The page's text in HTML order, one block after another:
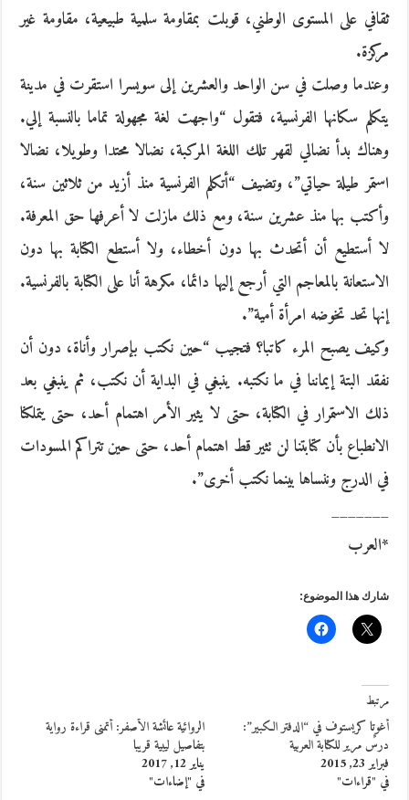
ثقافي على المستوى الوطني، قوبلت بمقاومة سلمية طبيعية، مقاومة غير
مركزة.
وعندما وصلت في سن الواحد والعشرين إلى سويسرا استقرت في مدينة
يتكلم سكانها الفرنسية، فتقول “واجهت لغة مجهولة تماما بالنسبة إلي.
وهناك بدأ نضالي لقهر تلك اللغة المركبة، نضالا محتدا وطويلا، نضالا
استمر طيلة حياتي”، وتضيف “أتكلم الفرنسية منذ أزيد من ثلاثين سنة،
وأكتب بها منذ عشرين سنة، ومع ذلك مازلت لا أعرفها حق المعرفة.
لا أستطيع أن أتحدث بها دون أخطاء، ولا أستطع الكتابة بها دون
الاستعانة بالمعاجم التي أرجع إليها دائما، مكرهة أنا على الكتابة بالفرنسية.
إنها تحد تخوضه امرأة أمية”.
وكيف يصبح المرء كاتبا؟ فتجيب “حين نكتب بإصرار وأناة، دون أن
نفقد البتة إيماننا في ما نكتبه. ينبغي في البداية أن نكتب، ثم ينبغي بعد
ذلك الاستمرار في الكتابة، حتى لا يثير الأمر اهتمام أحد، حتى يتملكنا
الانطباع بأن كتابتنا لن تثير قط اهتمام أحد، حتى حين تتراكم المسودات
في الدرج وننساها بينما نكتب أخرى”.
_______
*العرب
شارك هذا الموضوع:
مرتبط
أغوتا كريستوف في “الدفتر الكبير”:
درسٌ مرير للكتابة العربية
فبراير 23, 2015
في "قراءات"
الروائية عائشة الأصفر: أتمنى قراءة رواية
بتفاصيل ليبية قريبا
يناير 12, 2017
في "إضاءات"